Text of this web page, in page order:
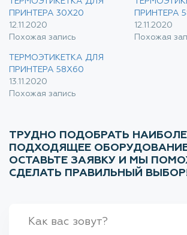
ПРИНТЕРА 30Х20
12.11.2020
Похожая запись
ПРИНТЕРА
12.11.2020
Похожая
ТЕРМОЭТИКЕТКА ДЛЯ
ПРИНТЕРА 58Х60
13.11.2020
Похожая запись
ТРУДНО ПОДОБРАТЬ
ПОДХОДЯЩЕЕ
ОСТАВЬТЕ ЗАЯВКУ И МЫ
СДЕЛАТЬ ПРАВИЛЬНЫЙ